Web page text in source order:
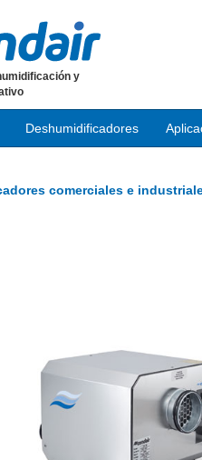
y
Deshumidificadores
comerciales e